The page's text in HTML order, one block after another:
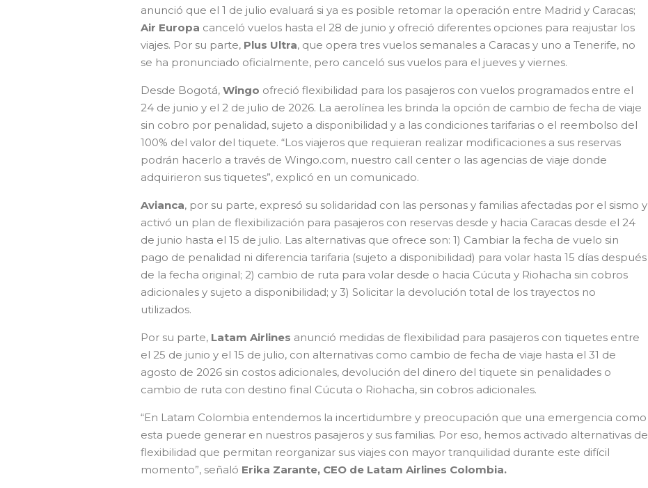
anunció que el 1 de julio evaluará si ya es posible retomar la operación entre Madrid y Caracas;
Air Europa canceló vuelos hasta el 28 de junio y ofreció diferentes opciones para reajustar los
viajes. Por su parte, Plus Ultra, que opera tres vuelos semanales a Caracas y uno a Tenerife, no
se ha pronunciado oficialmente, pero canceló sus vuelos para el jueves y viernes.
Desde Bogotá, Wingo ofreció flexibilidad para los pasajeros con vuelos programados entre el
24 de junio y el 2 de julio de 2026. La aerolínea les brinda la opción de cambio de fecha de viaje
sin cobro por penalidad, sujeto a disponibilidad y a las condiciones tarifarias o el reembolso del
100% del valor del tiquete. “Los viajeros que requieran realizar modificaciones a sus reservas
podrán hacerlo a través de Wingo.com, nuestro call center o las agencias de viaje donde
adquirieron sus tiquetes”, explicó en un comunicado.
Avianca, por su parte, expresó su solidaridad con las personas y familias afectadas por el sismo y
activó un plan de flexibilización para pasajeros con reservas desde y hacia Caracas desde el 24
de junio hasta el 15 de julio. Las alternativas que ofrece son: 1) Cambiar la fecha de vuelo sin
pago de penalidad ni diferencia tarifaria (sujeto a disponibilidad) para volar hasta 15 días después
de la fecha original; 2) cambio de ruta para volar desde o hacia Cúcuta y Riohacha sin cobros
adicionales y sujeto a disponibilidad; y 3) Solicitar la devolución total de los trayectos no
utilizados.
Por su parte, Latam Airlines anunció medidas de flexibilidad para pasajeros con tiquetes entre
el 25 de junio y el 15 de julio, con alternativas como cambio de fecha de viaje hasta el 31 de
agosto de 2026 sin costos adicionales, devolución del dinero del tiquete sin penalidades o
cambio de ruta con destino final Cúcuta o Riohacha, sin cobros adicionales.
“En Latam Colombia entendemos la incertidumbre y preocupación que una emergencia como
esta puede generar en nuestros pasajeros y sus familias. Por eso, hemos activado alternativas de
flexibilidad que permitan reorganizar sus viajes con mayor tranquilidad durante este difícil
momento”, señaló Erika Zarante, CEO de Latam Airlines Colombia.